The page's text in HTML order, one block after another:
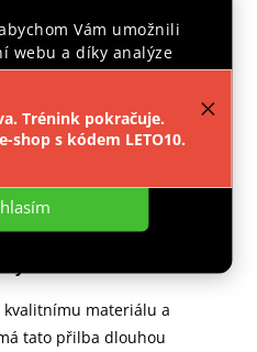
Vám umožnili
webu a díky analýze
zlepšovali jeho funkce,
Trénink pokračuje.
shop s kódem LETO10.
v amatérském boxu a
vysoká úroveň ochrany.
upravit velikost přilby pomocí
kvalitnímu materiálu a
tato přilba dlouhou